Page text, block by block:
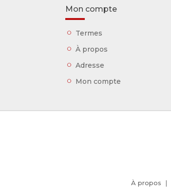
Mon compte
Termes
À propos
Adresse
Mon compte
À propos